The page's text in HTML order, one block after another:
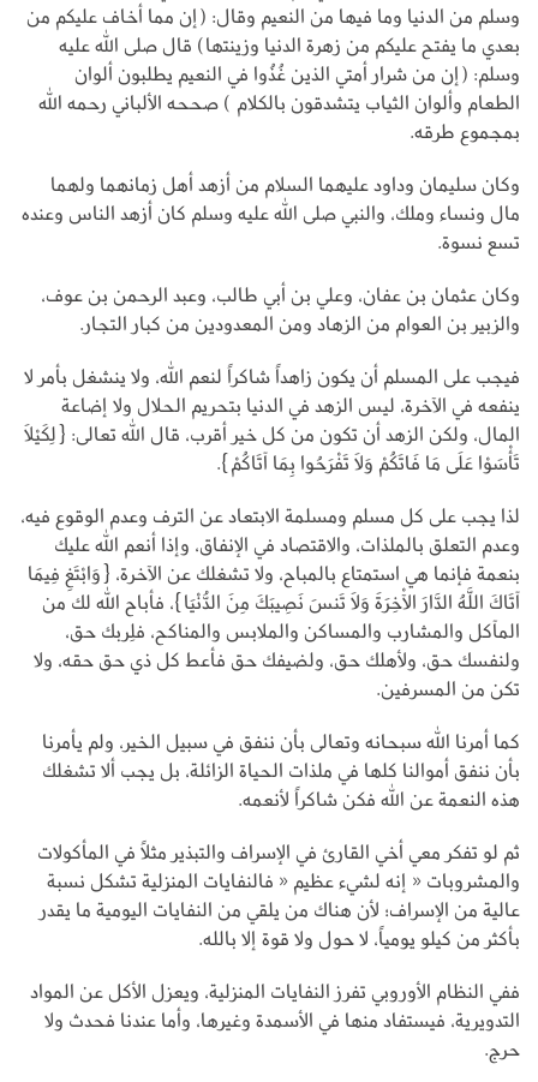
وسلم من الدنيا وما فيها من النعيم وقال: (إن مما أخاف عليكم من
بعدي ما يفتح عليكم من زهرة الدنيا وزينتها) قال صلى الله عليه
وسلم: (إن من شرار أمتي الذين غُذُوا في النعيم يطلبون ألوان
الطعام وألوان الثياب يتشدقون بالكلام ) صححه الألباني رحمه الله
بمجموع طرقه.
وكان سليمان وداود عليهما السلام من أزهد أهل زمانهما ولهما
مال ونساء وملك، والنبي صلى الله عليه وسلم كان أزهد الناس وعنده
تسع نسوة.
وكان عثمان بن عفان، وعلي بن أبي طالب، وعبد الرحمن بن عوف،
والزبير بن العوام من الزهاد ومن المعدودين من كبار التجار.
فيجب على المسلم أن يكون زاهداً شاكراً لنعم الله، ولا ينشغل بأمر لا
ينفعه في الآخرة، ليس الزهد في الدنيا بتحريم الحلال ولا إضاعة
المال، ولكن الزهد أن تكون من كل خير أقرب، قال الله تعالى: {لِكَيْلَا
تَأْسَوْا عَلَى مَا فَاتَكُمْ وَلَا تَفْرَحُوا بِمَا آتَاكُمْ}.
لذا يجب على كل مسلم ومسلمة الابتعاد عن الترف وعدم الوقوع فيه،
وعدم التعلق بالملذات، والاقتصاد في الإنفاق، وإذا أنعم الله عليك
بنعمة فإنما هي استمتاع بالمباح، ولا تشغلك عن الآخرة، {وَابْتَغِ فِيمَا
آتَاكَ اللَّهُ الدَّارَ الْآخِرَةَ وَلَا تَنسَ نَصِيبَكَ مِنَ الدُّنْيَا}، فأباح الله لك من
المآكل والمشارب والمساكن والملابس والمناكح، فلِربك حق،
ولنفسك حق، ولأهلك حق، ولضيفك حق فأعط كل ذي حق حقه، ولا
تكن من المسرفين.
كما أمرنا الله سبحانه وتعالى بأن ننفق في سبيل الخير، ولم يأمرنا
بأن ننفق أموالنا كلها في ملذات الحياة الزائلة، بل يجب ألا تشغلك
هذه النعمة عن الله فكن شاكراً لأنعمه.
ثم لو تفكر معي أخي القارئ في الإسراف والتبذير مثلاً في المأكولات
والمشروبات « إنه لشيء عظيم « فالنفايات المنزلية تشكل نسبة
عالية من الإسراف؛ لأن هناك من يلقي من النفايات اليومية ما يقدر
بأكثر من كيلو يومياً، لا حول ولا قوة إلا بالله.
ففي النظام الأوروبي تفرز النفايات المنزلية، ويعزل الأكل عن المواد
التدويرية، فيستفاد منها في الأسمدة وغيرها، وأما عندنا فحدث ولا
حرج.